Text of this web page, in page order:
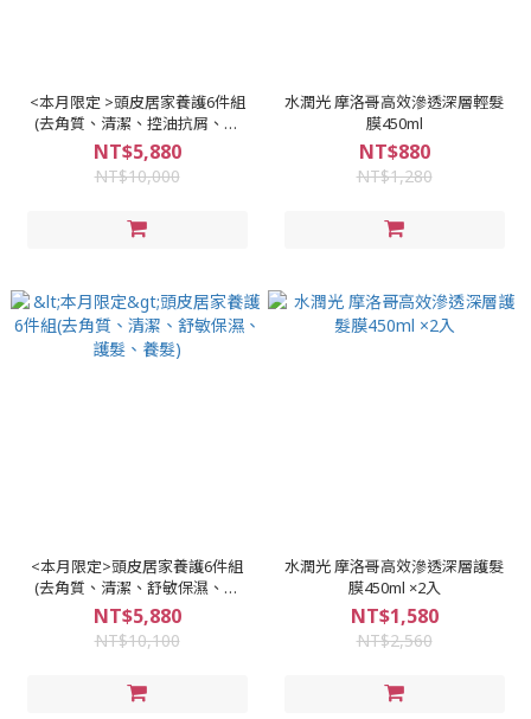
<本月限定 >頭皮居家養護6件組
(去角質、清潔、控油抗屑、護
髮、養髮 )
NT$5,880
NT$10,000
水潤光 摩洛哥高效滲透深層輕髮
膜450ml
NT$880
NT$1,280
<本月限定>頭皮居家養護6件組
(去角質、清潔、舒敏保濕、護
髮、養髮)
NT$5,880
NT$10,100
水潤光 摩洛哥高效滲透深層護髮
膜450ml ×2入
NT$1,580
NT$2,560